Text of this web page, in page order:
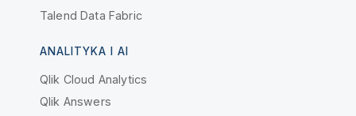
Talend Data Fabric
ANALITYKA I AI
Qlik Cloud Analytics
Qlik Answers